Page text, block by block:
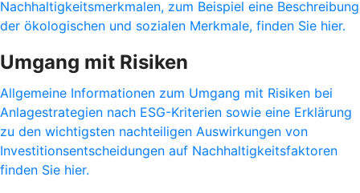
Nachhaltigkeitsmerkmalen, zum Beispiel eine Beschreibung
der ökologischen und sozialen Merkmale, finden Sie hier.
Umgang mit Risiken
Allgemeine Informationen zum Umgang mit Risiken bei
Anlagestrategien nach ESG-Kriterien sowie eine Erklärung
zu den wichtigsten nachteiligen Auswirkungen von
Investitionsentscheidungen auf Nachhaltigkeitsfaktoren
finden Sie hier.